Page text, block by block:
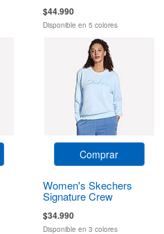
$44.990
Disponible en 5 colores
Comprar
Women's Skechers
Signature Crew
$34.990
Disponible en 3 colores